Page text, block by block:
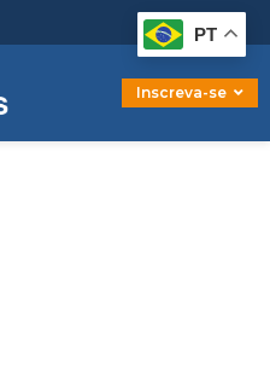
Inscreva-se
Graduação
Pós-Graduação
Mestrado
Doutorado
PT